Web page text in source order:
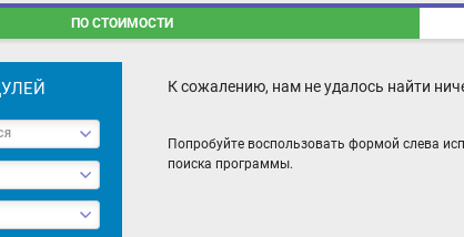
ПО СТОИМОСТИ
К сожалению, нам не удалось найти
Попробуйте воспользовать формой слева
поиска программы.